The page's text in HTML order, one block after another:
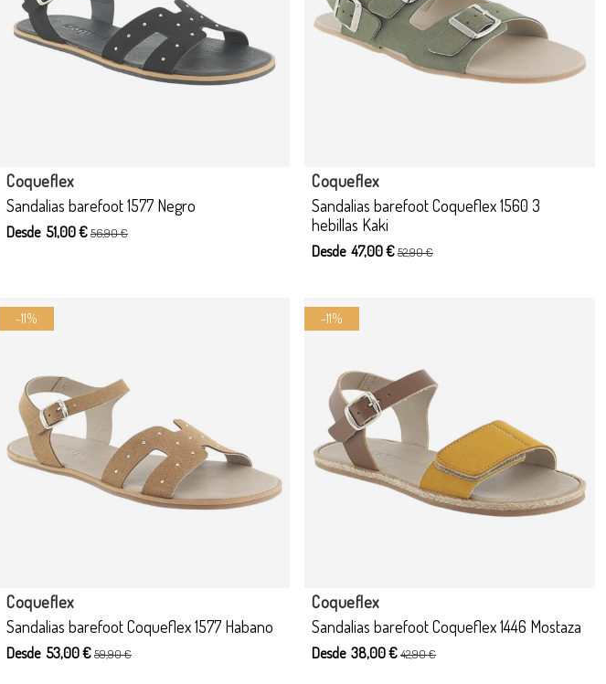
Sandalias barefoot 1577 Negro
Coqueflex
Desde 51,00 €56,90 €
Sandalias barefoot Coqueflex 1560 3
hebillas Kaki
Coqueflex
Desde 47,00 €52,90 €
-11%
Sandalias barefoot Coqueflex 1577 Habano
Coqueflex
Desde 53,00 €59,90 €
-11%
Sandalias barefoot Coqueflex 1446 Mostaza
Coqueflex
Desde 38,00 €42,90 €